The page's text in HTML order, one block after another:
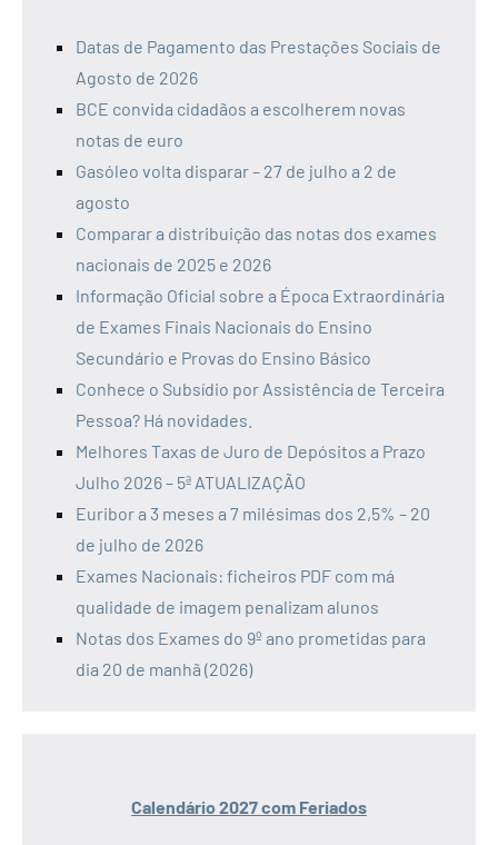
Datas de Pagamento das Prestações Sociais de
Agosto de 2026
BCE convida cidadãos a escolherem novas
notas de euro
Gasóleo volta disparar – 27 de julho a 2 de
agosto
Comparar a distribuição das notas dos exames
nacionais de 2025 e 2026
Informação Oficial sobre a Época Extraordinária
de Exames Finais Nacionais do Ensino
Secundário e Provas do Ensino Básico
Conhece o Subsídio por Assistência de Terceira
Pessoa? Há novidades.
Melhores Taxas de Juro de Depósitos a Prazo
Julho 2026 – 5ª ATUALIZAÇÃO
Euribor a 3 meses a 7 milésimas dos 2,5% – 20
de julho de 2026
Exames Nacionais: ficheiros PDF com má
qualidade de imagem penalizam alunos
Notas dos Exames do 9º ano prometidas para
dia 20 de manhã (2026)
Calendário 2027 com Feriados